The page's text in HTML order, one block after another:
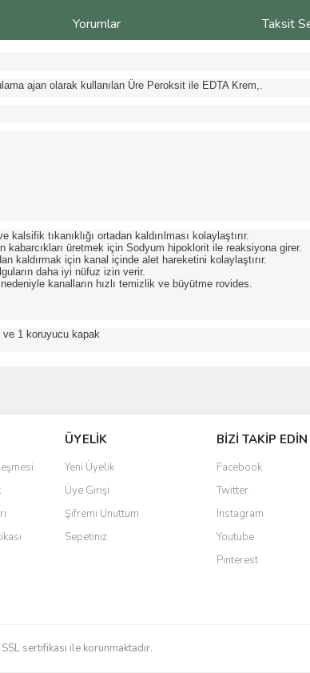
Yorumlar Taksit
ajan olarak kullanılan Üre Peroksit ile EDTA Krem,.
tıkanıklığı ortadan kaldırılması kolaylaştırır.
kabarcıkları üretmek için Sodyum hipoklorit ile reaksiyona girer.
kaldırmak için kanal içinde alet hareketini kolaylaştırır.
daha iyi nüfuz izin verir.
kanalların hızlı temizlik ve büyütme rovides.
ve 1 koruyucu kapak
ÜYELİK
Yeni Üyelik
Üye Girişi
Şifremi Unuttum
Sepetiniz
BİZİ TAKİP EDİN
Facebook
Twitter
Instagram
Youtube
Pinterest
sertifikası ile korunmaktadır.